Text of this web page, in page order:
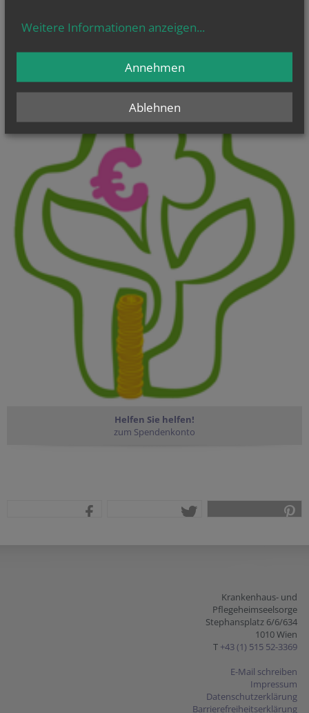
Helfen Sie helfen!
zum Spendenkonto
Krankenhaus- und
Pflegeheimseelsorge
Stephansplatz 6/6/634
1010 Wien
T +43 (1) 515 52-3369
E-Mail schreiben
Impressum
Datenschutzerklärung
Barrierefreiheitserklärung
Weitere Informationen anzeigen...
Ablehnen
Annehmen